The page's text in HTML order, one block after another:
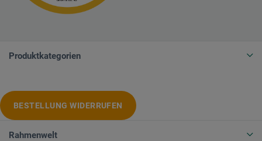
Produktkategorien
BESTELLUNG WIDERRUFEN
Rahmenwelt